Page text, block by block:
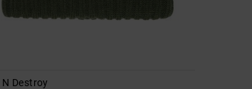
N Destroy